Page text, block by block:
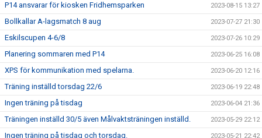
P14 ansvarar för kiosken Fridhemsparken 2023-08-15 13:27
Bollkallar A-lagsmatch 8 aug 2023-07-27 21:30
Eskilscupen 4-6/8 2023-07-26 10:29
Planering sommaren med P14 2023-06-25 16:08
XPS för kommunikation med spelarna. 2023-06-20 12:16
Träning inställd torsdag 22/6 2023-06-19 22:48
Ingen träning på tisdag 2023-06-04 21:36
Träningen inställd 30/5 även Målvaktsträningen inställd. 2023-05-29 22:12
Ingen träning på tisdag och torsdag. 2023-05-21 22:42